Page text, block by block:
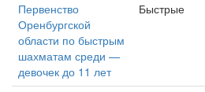
Первенство
Оренбургской
области по быстрым
шахматам среди —
девочек до 11 лет
Быстрые